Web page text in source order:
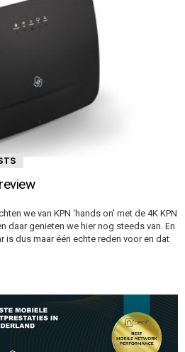
we van KPN ‘hands on’ met de 4K KPN
daar genieten we hier nog steeds van. En
is dus maar één echte reden voor en dat